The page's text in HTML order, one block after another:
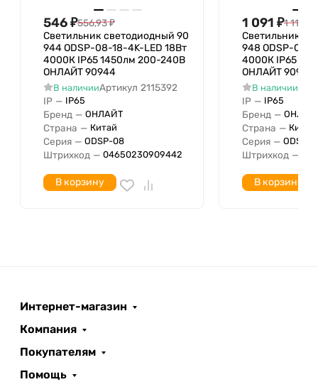
Род тока
С датчиком движения
Подходит для лампы
мощностью с
Подходит для лампы
мощностью по
Исполнение решетки
Нет (без)
Устройство управления
LED-драйвер
(блок питания для
светодиодов)
Подходит для подвесного
монтажа
Количество полюсов
Длина
546₽556,93₽
Светильник светодиодный 90
944 ODSP-08-18-4K-LED 18Вт
4000К IP65 1450лм 200-240В
ОНЛАЙТ 90944
В наличииАртикул 2115392
IP — IP65
Бренд — ОНЛАЙТ
Страна — Китай
Серия — ODSP-08
Штрихкод — 04650230909442
В корзину
1 091 ₽1 113,25
Светильник
948 ODSP-08-
4000К IP65
ОНЛАЙТ 90948
В наличии
IP — IP65
Бренд —
Страна — Китай
Серия — ODSP-
Штрихкод —
В корзину
Интернет-магазин
Компания
Покупателям
Помощь